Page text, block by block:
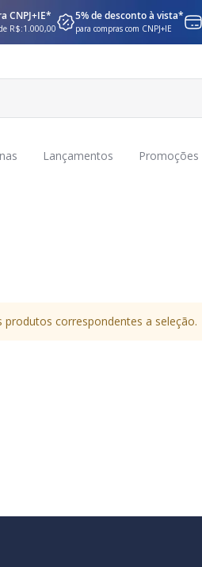
CNPJ+IE*
R$:1.000,00
5% de desconto à vista*
para compras com CNPJ+IE
Lançamentos Promoções
correspondentes a seleção.